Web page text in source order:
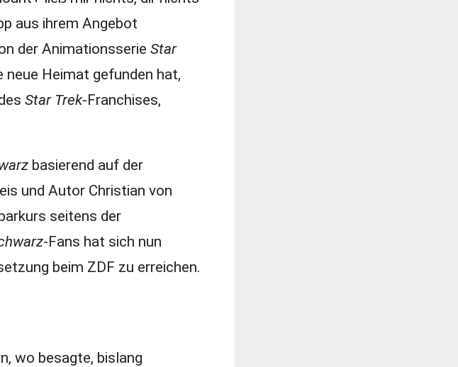
aus ihrem Angebot
der Animationsserie Star
Heimat gefunden hat,
Star Trek-Franchises,
basierend auf der
und Autor Christian von
seitens der
-Fans hat sich nun
beim ZDF zu erreichen.
wo besagte, bislang